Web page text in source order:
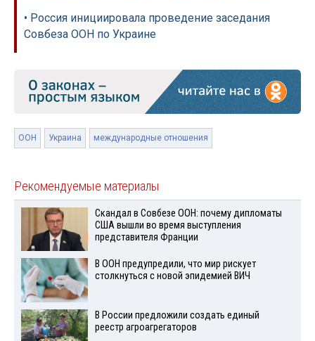
• Россия инициировала проведение заседания
Совбеза ООН по Украине
ООН Украина международные отношения
Рекомендуемые материалы
Скандал в Совбезе ООН: почему дипломаты
США вышли во время выступления
представителя Франции
В ООН предупредили, что мир рискует
столкнуться с новой эпидемией ВИЧ
В России предложили создать единый
реестр агроагрегаторов